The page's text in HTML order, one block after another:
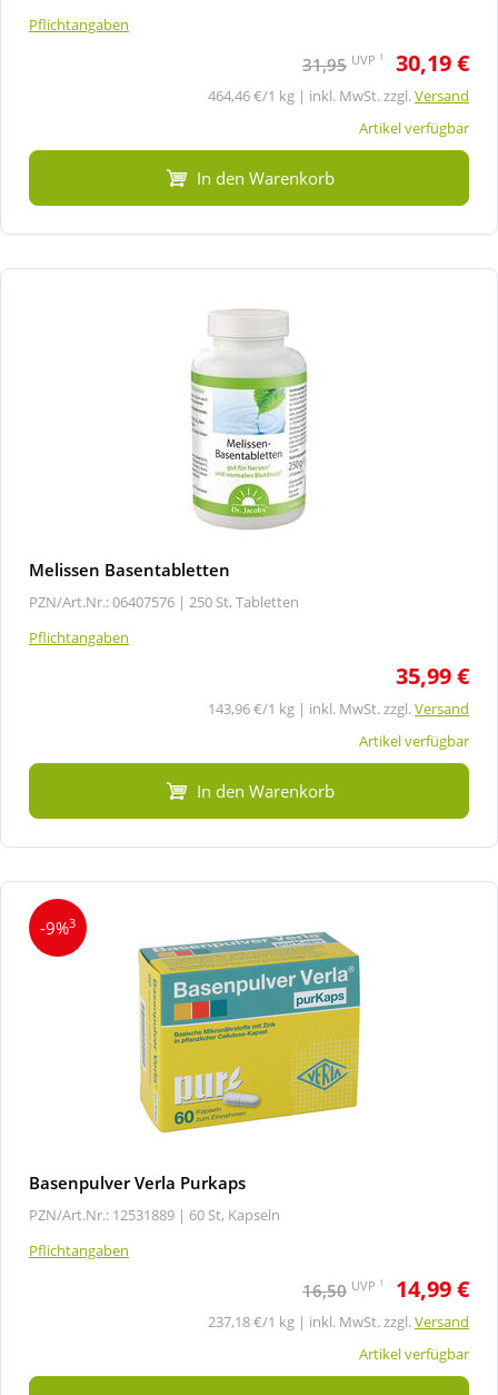
Pflichtangaben
31,95 UVP 1 30,19 €
464,46 €/1 kg | inkl. MwSt. zzgl.Versand
Artikel verfügbar
In den Warenkorb
Melissen Basentabletten
PZN/Art.Nr.: 06407576 | 250 St, Tabletten
Pflichtangaben
35,99 €
143,96 €/1 kg | inkl. MwSt. zzgl.Versand
Artikel verfügbar
In den Warenkorb
-9%3
Basenpulver Verla Purkaps
PZN/Art.Nr.: 12531889 | 60 St, Kapseln
Pflichtangaben
16,50 UVP 1 14,99 €
237,18 €/1 kg | inkl. MwSt. zzgl.Versand
Artikel verfügbar